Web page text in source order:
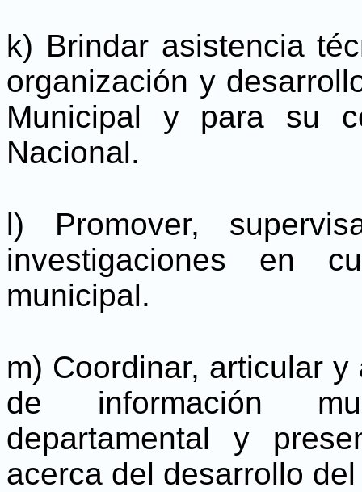
k) Brindar asistencia
organización y
Municipal y para su
Nacional.
l) Promover,
investigaciones en
municipal.
m) Coordinar, articular
de información
departamental y
acerca del desarrollo